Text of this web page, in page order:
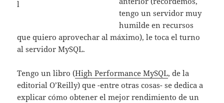
tengo un servidor muy
humilde en recursos
que quiero aprovechar al máximo), le toca el turno
al servidor MySQL.
Tengo un libro (High Performance MySQL, de la
editorial O’Reilly) que -entre otras cosas- se dedica a
explicar cómo obtener el mejor rendimiento de un